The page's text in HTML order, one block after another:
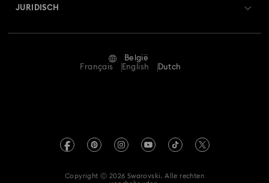
Retourneren en ruilen
Reparatiestatus
Neem contact met ons op
Afspraak maken
JURIDISCH
Algemene voorwaarden
Informatie over REACH
België
Français
English Dutch
Copyright ⓒ 2026 Swarovski. Alle rechten